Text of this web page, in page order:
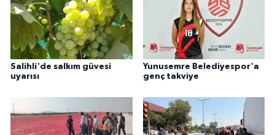
Salihli'de salkım güvesi
uyarısı
Yunusemre Belediyespor'a
genç takviye